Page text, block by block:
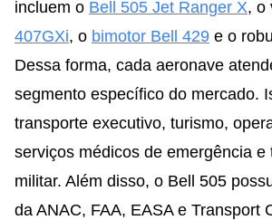
incluem o Bell 505 Jet Ranger X, o
407GXi, o bimotor Bell 429 e o
Dessa forma, cada aeronave
segmento específico do mercado.
transporte executivo, turismo,
serviços médicos de emergência e
militar. Além disso, o Bell 505
da ANAC, FAA, EASA e Transport